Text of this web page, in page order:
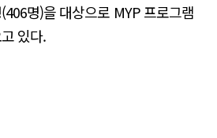
명)을 대상으로 MYP 프로그램
있다.